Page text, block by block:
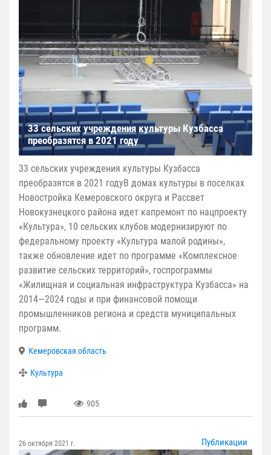
33 сельских учреждения культуры Кузбасса
преобразятся в 2021 году
33 сельских учреждения культуры Кузбасса
преобразятся в 2021 годуВ домах культуры в поселках
Новостройка Кемеровского округа и Рассвет
Новокузнецкого района идет капремонт по нацпроекту
«Культура», 10 сельских клубов модернизируют по
федеральному проекту «Культура малой родины»,
также обновление идет по программе «Комплексное
развитие сельских территорий», госпрограммы
«Жилищная и социальная инфраструктура Кузбасса» на
2014—2024 годы и при финансовой помощи
промышленников региона и средств муниципальных
программ.
Кемеровская область
Культура
905
26 октября 2021 г. Публикации